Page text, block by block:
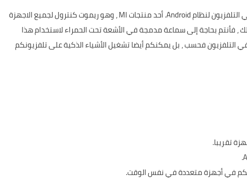
حتى الآن ، يعد أحد أسهل تطبيقات التحكم عن بعد في التلفزيون لنظام Android. أحد منتجات MI ، وهو ريموت كنترول لجميع الاجهزة
، فأنتم بحاجة إلى سماعة مدمجة في الأشعة تحت الحمراء لاستخدام هذا
فحسب ، بل يمكنكم أيضا تشغيل الأشياء الذكية على تلفزيونكم
تقريبا.
في أجهزة متعددة في نفس الوقت.